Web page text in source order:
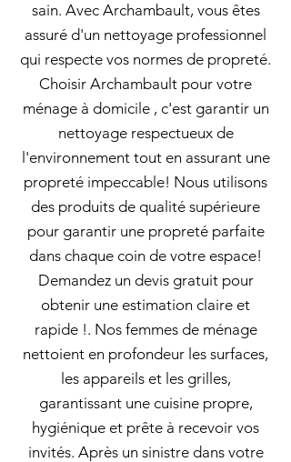
sain. Avec Archambault, vous êtes
assuré d'un nettoyage professionnel
qui respecte vos normes de propreté.
Choisir Archambault pour votre
ménage à domicile , c'est garantir un
nettoyage respectueux de
l'environnement tout en assurant une
propreté impeccable! Nous utilisons
des produits de qualité supérieure
pour garantir une propreté parfaite
dans chaque coin de votre espace!
Demandez un devis gratuit pour
obtenir une estimation claire et
rapide !. Nos femmes de ménage
nettoient en profondeur les surfaces,
les appareils et les grilles,
garantissant une cuisine propre,
hygiénique et prête à recevoir vos
invités. Après un sinistre dans votre